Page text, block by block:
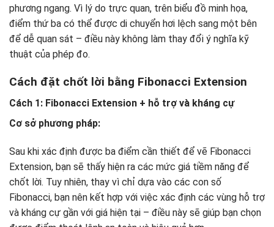
phương ngang. Vì lý do trực quan, trên biểu đồ minh họa,
điểm thứ ba có thể được di chuyển hơi lệch sang một bên
để dễ quan sát – điều này không làm thay đổi ý nghĩa kỹ
thuật của phép đo.
Cách đặt chốt lời bằng Fibonacci Extension
Cách 1: Fibonacci Extension + hỗ trợ và kháng cự
Cơ sở phương pháp:
Sau khi xác định được ba điểm cần thiết để vẽ Fibonacci
Extension, bạn sẽ thấy hiện ra các mức giá tiềm năng để
chốt lời. Tuy nhiên, thay vì chỉ dựa vào các con số
Fibonacci, bạn nên kết hợp với việc xác định các vùng hỗ trợ
và kháng cự gần với giá hiện tại – điều này sẽ giúp bạn chọn